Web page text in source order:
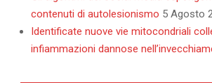
contenuti di autolesionismo 5 Agosto
Identificate nuove vie mitocondriali
infiammazioni dannose